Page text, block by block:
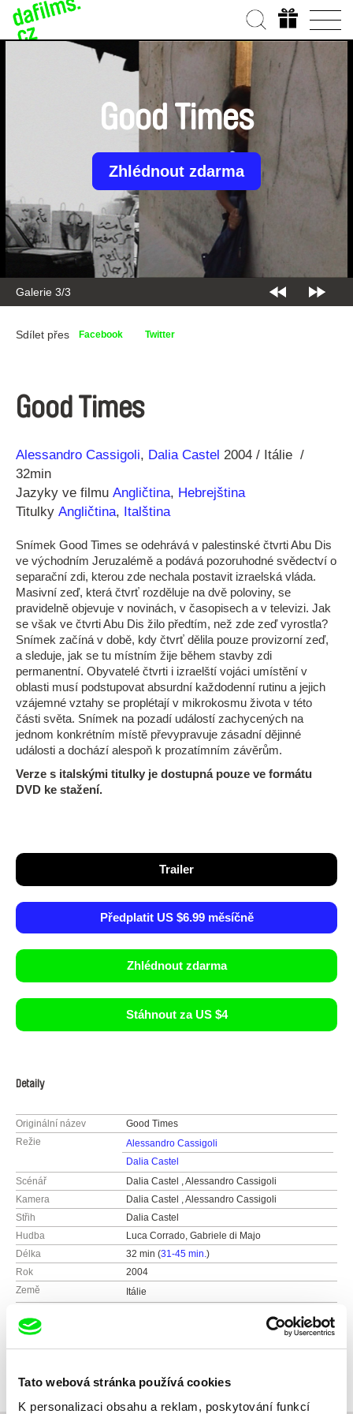
Tato webová stránka používá cookies
K personalizaci obsahu a reklam, poskytování funkcí
Galerie 3/3
Good Times
Zhlédnout zdarma
Sdílet přes Facebook Twitter
Good Times
Režie
Alessandro Cassigoli Dalia Castel
Rok 2004
Itálie
32min
Jazyky ve filmu Angličtina, Hebrejština
Titulky Angličtina, Italština
Snímek Good Times se odehrává v palestinské čtvrti Abu Dis
ve východním Jeruzalémě a podává pozoruhodné svědectví o
separační zdi, kterou zde nechala postavit izraelská vláda.
Masivní zeď, která čtvrť rozděluje na dvě poloviny, se
pravidelně objevuje v novinách, v časopisech a v televizi. Jak
se však ve čtvrti Abu Dis žilo předtím, než zde zeď vyrostla?
Snímek začíná v době, kdy čtvrť dělila pouze provizorní zeď,
a sleduje, jak se tu místním žije během stavby zdi
permanentní. Obyvatelé čtvrti i izraelští vojáci umístění v
oblasti musí podstupovat absurdní každodenní rutinu a jejich
vzájemné vztahy se proplétají v mikrokosmu života v této
části světa. Snímek na pozadí událostí zachycených na
jednom konkrétním místě převypravuje zásadní dějinné
události a dochází alespoň k prozatímním závěrům.
Verze s italskými titulky je dostupná pouze ve formátu
DVD ke stažení.
Trailer
Předplatit US $6.99 měsíčně
Zhlédnout zdarma
Stáhnout za US $4
Detaily
Originální název
Good Times
Režie
Alessandro Cassigoli
Dalia Castel
Scénář
Dalia Castel , Alessandro Cassigoli
Kamera
Dalia Castel , Alessandro Cassigoli
Střih
Dalia Castel
Hudba
Luca Corrado, Gabriele di Majo
Délka
32 min (31-45 min.)
Rok
2004
Země
Itálie
Produkce
Berlin, Germany
Německo